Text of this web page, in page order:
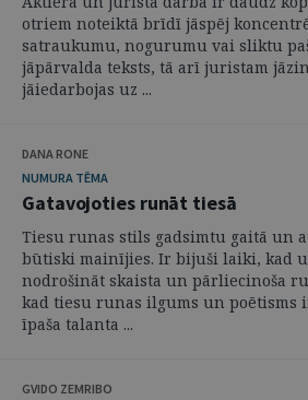
otriem noteiktā brīdī jāspēj
satraukumu, nogurumu vai sliktu
jāpārvalda teksts, tā arī juristam
jāiedarbojas uz ...
DANA RONE
NUMURA TĒMA
Gatavojoties runāt tiesā
Tiesu runas stils gadsimtu gaitā un
būtiski mainījies. Ir bijuši laiki, kad
nodrošināt skaista un pārliecinoša
kad tiesu runas ilgums un poētisms
īpaša talanta ...
GVIDO ZEMRIBO